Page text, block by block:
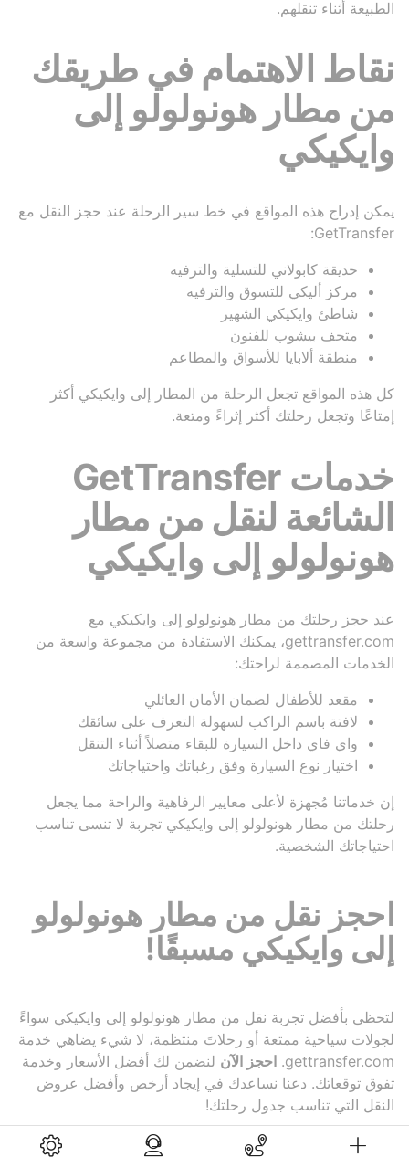
الطبيعة أثناء تنقلهم.
نقاط الاهتمام في طريقك
من مطار هونولولو إلى
وايكيكي
يمكن إدراج هذه المواقع في خط سير الرحلة عند حجز النقل مع
GetTransfer:
حديقة كابولاني للتسلية والترفيه
مركز أليكي للتسوق والترفيه
شاطئ وايكيكي الشهير
متحف بيشوب للفنون
منطقة ألابايا للأسواق والمطاعم
كل هذه المواقع تجعل الرحلة من المطار إلى وايكيكي أكثر
إمتاعًا وتجعل رحلتك أكثر إثراءً ومتعة.
خدمات GetTransfer
الشائعة لنقل من مطار
هونولولو إلى وايكيكي
عند حجز رحلتك من مطار هونولولو إلى وايكيكي مع
gettransfer.com، يمكنك الاستفادة من مجموعة واسعة من
الخدمات المصممة لراحتك:
مقعد للأطفال لضمان الأمان العائلي
لافتة باسم الراكب لسهولة التعرف على سائقك
واي فاي داخل السيارة للبقاء متصلاً أثناء التنقل
اختيار نوع السيارة وفق رغباتك واحتياجاتك
إن خدماتنا مُجهزة لأعلى معايير الرفاهية والراحة مما يجعل
رحلتك من مطار هونولولو إلى وايكيكي تجربة لا تنسى تناسب
احتياجاتك الشخصية.
احجز نقل من مطار هونولولو
إلى وايكيكي مسبقًا!
لتحظى بأفضل تجربة نقل من مطار هونولولو إلى وايكيكي سواءً
لجولات سياحية ممتعة أو رحلاتَ منتظمة، لا شيء يضاهي خدمة
gettransfer.com.
احجز الآن لنضمن لك أفضل الأسعار وخدمة
تفوق توقعاتك. دعنا نساعدك في إيجاد أرخص وأفضل عروض
النقل التي تناسب جدول رحلتك!